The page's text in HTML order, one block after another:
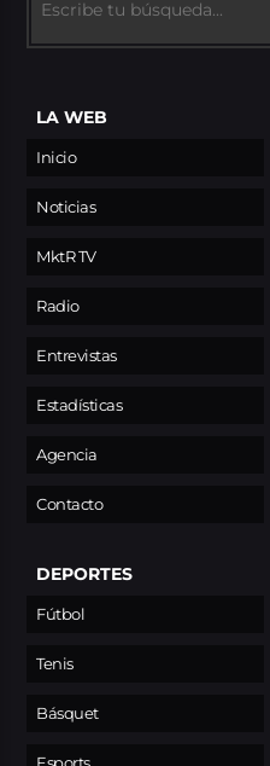
LA WEB
Inicio
Noticias
MktR TV
Radio
Entrevistas
Estadísticas
Agencia
Contacto
DEPORTES
Fútbol
Tenis
Básquet